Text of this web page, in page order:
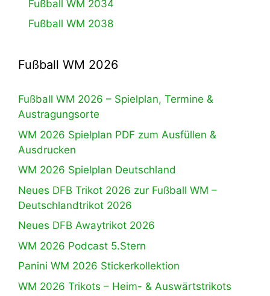
Fußball WM 2034
Fußball WM 2038
Fußball WM 2026
Fußball WM 2026 – Spielplan, Termine &
Austragungsorte
WM 2026 Spielplan PDF zum Ausfüllen &
Ausdrucken
WM 2026 Spielplan Deutschland
Neues DFB Trikot 2026 zur Fußball WM –
Deutschlandtrikot 2026
Neues DFB Awaytrikot 2026
WM 2026 Podcast 5.Stern
Panini WM 2026 Stickerkollektion
WM 2026 Trikots – Heim- & Auswärtstrikots